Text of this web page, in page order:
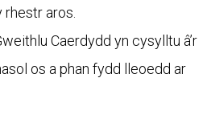
rhestr aros.
Caerdydd yn cysylltu â’r
os a phan fydd lleoedd ar